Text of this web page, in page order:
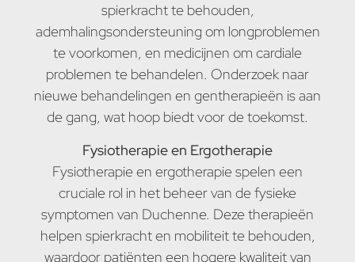
spierkracht te behouden,
ademhalingsondersteuning om longproblemen
te voorkomen, en medicijnen om cardiale
problemen te behandelen. Onderzoek naar
nieuwe behandelingen en gentherapieën is aan
de gang, wat hoop biedt voor de toekomst.
Fysiotherapie en Ergotherapie
Fysiotherapie en ergotherapie spelen een
cruciale rol in het beheer van de fysieke
symptomen van Duchenne. Deze therapieën
helpen spierkracht en mobiliteit te behouden,
waardoor patiënten een hogere kwaliteit van